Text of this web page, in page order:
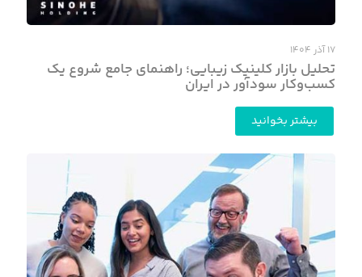
۱۷ آذر ۱۴۰۴
تحلیل بازار کلینیک زیبایی؛ راهنمای جامع شروع یک
کسب‌وکار سودآور در ایران
بیشتر بخوانید